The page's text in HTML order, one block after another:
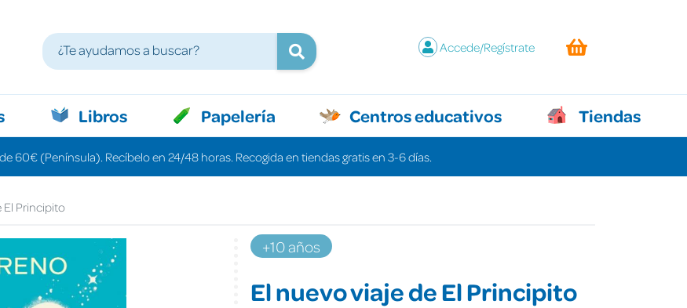
Accede/Regístrate
Libros Papelería Centros educativos Tiendas
60€ (Península). Recíbelo en 24/48 horas. Recogida en tiendas gratis en 3-6 días.
El Principito
+10 años
El nuevo viaje de El Principito